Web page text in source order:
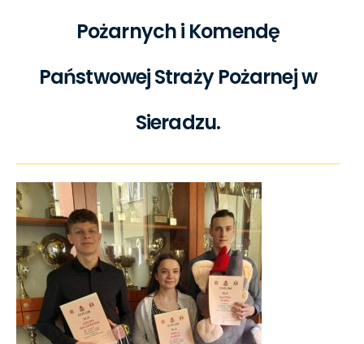
Pożarnych i Komendę
Państwowej Straży Pożarnej w
Sieradzu.